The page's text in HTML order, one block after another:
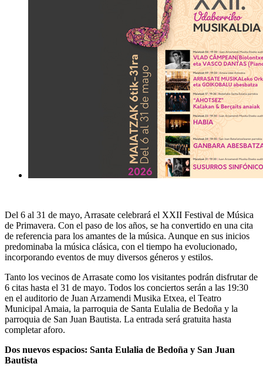
Del 6 al 31 de mayo, Arrasate celebrará el XXII Festival de Música
de Primavera. Con el paso de los años, se ha convertido en una cita
de referencia para los amantes de la música. Aunque en sus inicios
predominaba la música clásica, con el tiempo ha evolucionado,
incorporando eventos de muy diversos géneros y estilos.
Tanto los vecinos de Arrasate como los visitantes podrán disfrutar de
6 citas hasta el 31 de mayo. Todos los conciertos serán a las 19:30
en el auditorio de Juan Arzamendi Musika Etxea, el Teatro
Municipal Amaia, la parroquia de Santa Eulalia de Bedoña y la
parroquia de San Juan Bautista. La entrada será gratuita hasta
completar aforo.
Dos nuevos espacios: Santa Eulalia de Bedoña y San Juan
Bautista